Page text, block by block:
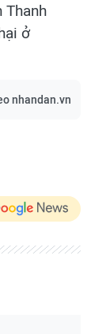
Thanh
ở
nhandan.vn